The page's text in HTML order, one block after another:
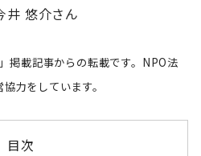
井 悠介さん
」掲載記事からの転載です。NPO法
力をしています。
目次